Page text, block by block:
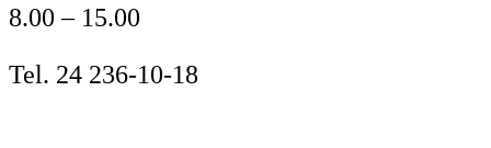
8.00 – 15.00
Tel. 24 236-10-18